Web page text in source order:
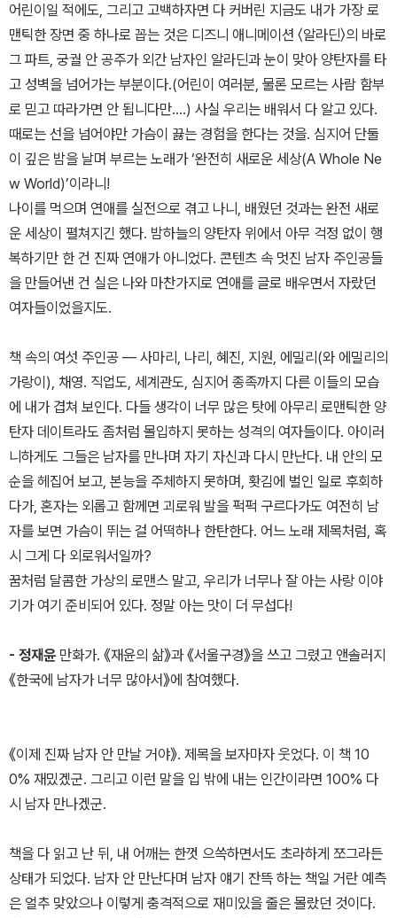
어린이일 적에도, 그리고 고백하자면 다 커버린 지금도 내가 가장 로
맨틱한 장면 중 하나로 꼽는 것은 디즈니 애니메이션 〈알라딘〉의 바로
그 파트, 궁궐 안 공주가 외간 남자인 알라딘과 눈이 맞아 양탄자를 타
고 성벽을 넘어가는 부분이다.(어린이 여러분, 물론 모르는 사람 함부
로 믿고 따라가면 안 됩니다만….) 사실 우리는 배워서 다 알고 있다.
때로는 선을 넘어야만 가슴이 끓는 경험을 한다는 것을. 심지어 단둘
이 깊은 밤을 날며 부르는 노래가 ‘완전히 새로운 세상(A Whole Ne
w World)’이라니!
나이를 먹으며 연애를 실전으로 겪고 나니, 배웠던 것과는 완전 새로
운 세상이 펼쳐지긴 했다. 밤하늘의 양탄자 위에서 아무 걱정 없이 행
복하기만 한 건 진짜 연애가 아니었다. 콘텐츠 속 멋진 남자 주인공들
을 만들어낸 건 실은 나와 마찬가지로 연애를 글로 배우면서 자랐던
여자들이었을지도.
책 속의 여섯 주인공 ― 사마리, 나리, 혜진, 지원, 에밀리(와 에밀리의
가랑이), 채영. 직업도, 세계관도, 심지어 종족까지 다른 이들의 모습
에 내가 겹쳐 보인다. 다들 생각이 너무 많은 탓에 아무리 로맨틱한 양
탄자 데이트라도 좀처럼 몰입하지 못하는 성격의 여자들이다. 아이러
니하게도 그들은 남자를 만나며 자기 자신과 다시 만난다. 내 안의 모
순을 헤집어 보고, 본능을 주체하지 못하며, 홧김에 벌인 일로 후회하
다가, 혼자는 외롭고 함께면 괴로워 발을 퍽퍽 구르다가도 여전히 남
자를 보면 가슴이 뛰는 걸 어떡하나 한탄한다. 어느 노래 제목처럼, 혹
시 그게 다 외로워서일까?
꿈처럼 달콤한 가상의 로맨스 말고, 우리가 너무나 잘 아는 사랑 이야
기가 여기 준비되어 있다. 정말 아는 맛이 더 무섭다!
- 정재윤만화가. 《재윤의 삶》과 《서울구경》을 쓰고 그렸고 앤솔러지
《한국에 남자가 너무 많아서》에 참여했다.
《이제 진짜 남자 안 만날 거야》. 제목을 보자마자 웃었다. 이 책 10
0% 재밌겠군. 그리고 이런 말을 입 밖에 내는 인간이라면 100% 다
시 남자 만나겠군.
책을 다 읽고 난 뒤, 내 어깨는 한껏 으쓱하면서도 초라하게 쪼그라든
상태가 되었다. 남자 안 만난다며 남자 얘기 잔뜩 하는 책일 거란 예측
은 얼추 맞았으나 이렇게 충격적으로 재미있을 줄은 몰랐던 것이다.